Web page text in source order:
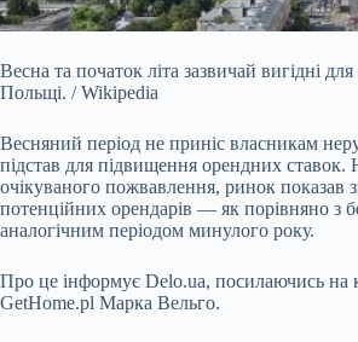
Весна та початок літа зазвичай вигідні
Польщі. / Wikipedia
Весняний період не приніс власникам
підстав для підвищення орендних ставок.
очікуваного пожвавлення, ринок показав
потенційних орендарів — як порівняно з
аналогічним періодом минулого року.
Про це інформує Delo.ua, посилаючись на
GetHome.pl Марка Вельго.